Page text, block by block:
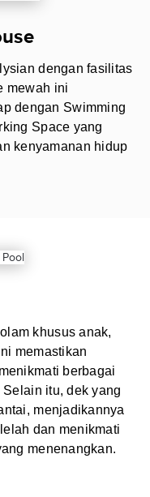
dengan fasilitas
mewah ini
dengan Swimming
Space yang
kenyamanan hidup
khusus anak,
memastikan
berbagai
itu, dek yang
menjadikannya
dan menikmati
menenangkan.